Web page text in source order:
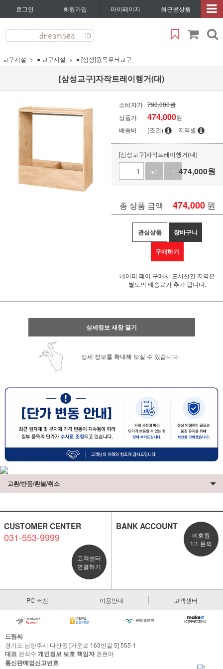
로그인 회원가입 마이페이지 최근본상품
교구시설 ● 교구시설 ● [삼성]원목무늬교구
[삼성교구]자작트레이행거(대)
소비자가 790,000원
상품가
474,000원
배송비
(조건) 지역별
[삼성교구]자작트레이행거(대)
+1
-1 474,000원
총 상품 금액 474,000 원
관심상품 장바구니
구매하기
네이퍼 페이 구매시 도서산간 지역은
별도의 배송료가 추가 됩니다.
상세정보 새창 열기
상세 정보를 확대해 보실 수 있습니다.
교환/반품/환불/취소
CUSTOMER CENTER
031-553-9999
고객센터
연결하기
BANK ACCOUNT
비회원
1:1 문의
PC 버전 이용안내 고객센터
드림씨
경기도 남양주시 다산동 [가운로 163번길 5] 555-1
대표 권석수 개인정보 보호 책임자권현아
통신판매업신고번호